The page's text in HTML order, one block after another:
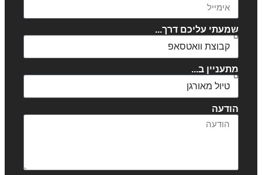
שמעתי עליכם דרך...
מתעניין ב...
הודעה